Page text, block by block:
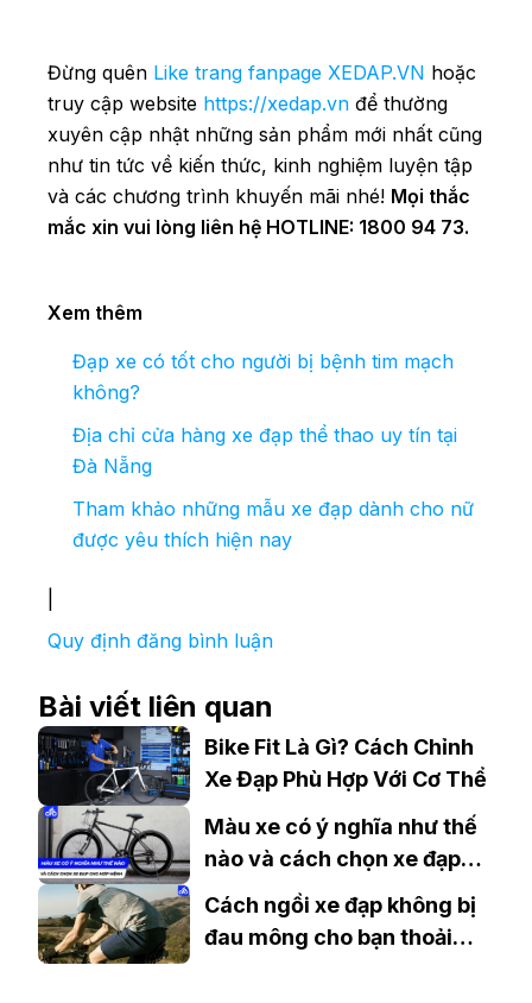
Đừng quên Like trang fanpage XEDAP.VN hoặc
truy cập website https://xedap.vn để thường
xuyên cập nhật những sản phẩm mới nhất cũng
như tin tức về kiến thức, kinh nghiệm luyện tập
và các chương trình khuyến mãi nhé! Mọi thắc
mắc xin vui lòng liên hệ HOTLINE: 1800 94 73.
Xem thêm
Đạp xe có tốt cho người bị bệnh tim mạch
không?
Địa chỉ cửa hàng xe đạp thể thao uy tín tại
Đà Nẵng
Tham khảo những mẫu xe đạp dành cho nữ
được yêu thích hiện nay
Quy định đăng bình luận
Bài viết liên quan
Bike Fit Là Gì? Cách Chỉnh
Xe Đạp Phù Hợp Với Cơ Thể
Màu xe có ý nghĩa như thế
nào và cách chọn xe đạp
cho hợp Mệnh
Cách ngồi xe đạp không bị
đau mông cho bạn thoải